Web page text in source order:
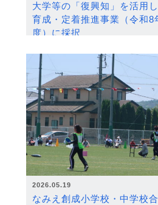
大学等の「復興知」を活用
育成・定着推進事業（令和8
度）に採択
2026.05.19
なみえ創成小学校・中学校